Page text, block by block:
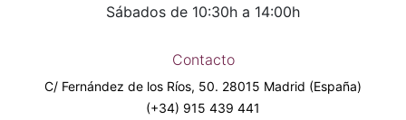
Sábados de 10:30h a 14:00h
Contacto
C/ Fernández de los Ríos, 50. 28015 Madrid (España)
(+34) 915 439 441